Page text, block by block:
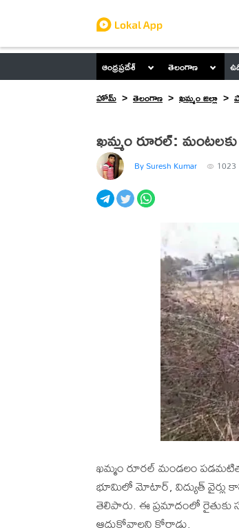
ఆంధ్రప్రదేశ్ తెలంగాణ
హోమ్
తెలంగాణ ఖమ్మం జిల్లా
ఖమ్మం రూరల్:
By Suresh Kumar 1023
ఖమ్మం రూరల్ మండలం
భూమిలో మోటార్, విద్యుత్ వైర్లు
తెలిపారు. ఈ ప్రమాదంలో రైతుకు
ఆదుకోవాలని కోరాడు.